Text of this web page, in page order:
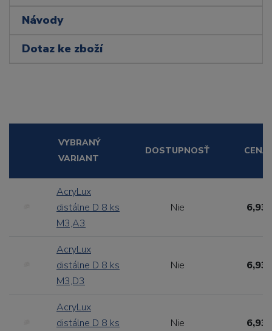
Návody
Dotaz ke zboží
VYBRANÝ
VARIANT
DOSTUPNOSŤ CENA
AcryLux
distálne D 8 ks
M3,A3
Nie 6,93
AcryLux
distálne D 8 ks
M3,D3
Nie 6,93
AcryLux
distálne D 8 ks
Nie 6,93